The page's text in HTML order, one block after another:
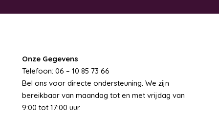
Onze Gegevens
Telefoon: 06 – 10 85 73 66
Bel ons voor directe ondersteuning. We zijn
bereikbaar van maandag tot en met vrijdag van
9:00 tot 17:00 uur.